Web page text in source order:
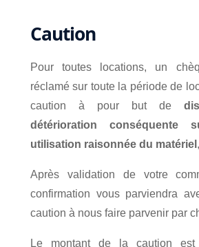
Caution
Pour toutes locations, un
réclamé sur toute la période de
caution à pour but de
détérioration
utilisation raisonnée du matériel
Après validation de votre
confirmation vous parviendra
caution à nous faire parvenir par
Le montant de la caution